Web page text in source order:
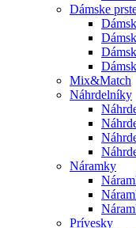
Dámske
Mix&Match
Náhrdelníky
Náramky
Prívesky